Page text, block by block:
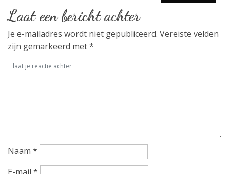
a
t
Laat een bericht achter
Je e-mailadres wordt niet gepubliceerd. Vereiste velden
zijn gemarkeerd met*
Naam *